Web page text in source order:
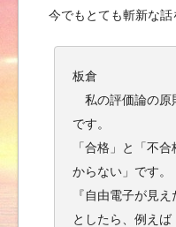
今でもとても斬新な話
板倉
私の評価論の原
です。
「合格」と「不
からない」です。
『自由電子が見
としたら、例え